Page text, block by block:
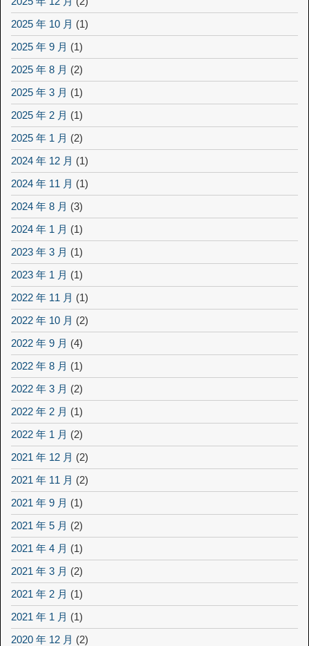
2025 年 10 月 (1)
2025 年 9 月 (1)
2025 年 8 月 (2)
2025 年 3 月 (1)
2025 年 2 月 (1)
2025 年 1 月 (2)
2024 年 12 月 (1)
2024 年 11 月 (1)
2024 年 8 月 (3)
2024 年 1 月 (1)
2023 年 3 月 (1)
2023 年 1 月 (1)
2022 年 11 月 (1)
2022 年 10 月 (2)
2022 年 9 月 (4)
2022 年 8 月 (1)
2022 年 3 月 (2)
2022 年 2 月 (1)
2022 年 1 月 (2)
2021 年 12 月 (2)
2021 年 11 月 (2)
2021 年 9 月 (1)
2021 年 5 月 (2)
2021 年 4 月 (1)
2021 年 3 月 (2)
2021 年 2 月 (1)
2021 年 1 月 (1)
2020 年 12 月 (2)